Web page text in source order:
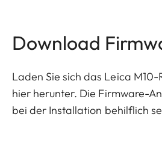
Download
Laden Sie sich das Leica
hier herunter. Die Firmware-
bei der Installation behilflich